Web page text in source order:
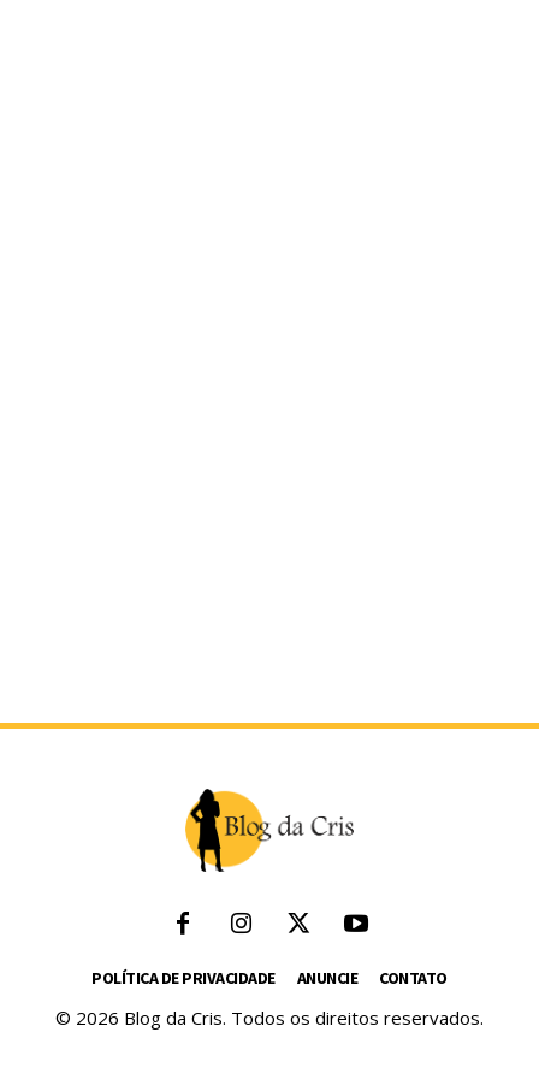
POLÍTICA DE PRIVACIDADE ANUNCIE CONTATO
© 2026 Blog da Cris. Todos os direitos reservados.